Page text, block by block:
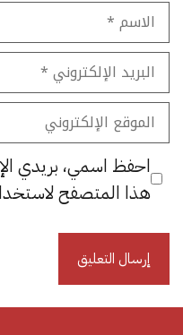
الاسم
البريد
الإلكتروني
الموقع
الإلكتروني
احفظ اسمي، بريدي
هذا المتصفح